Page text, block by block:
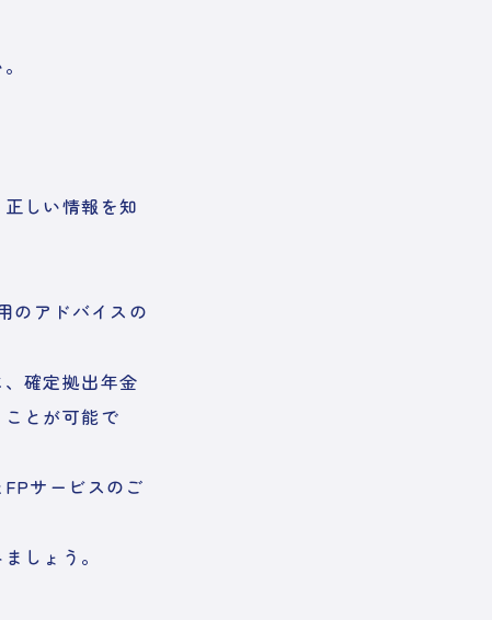
しい情報を知
のアドバイスの
確定拠出年金
とが可能で
サービスのご
しょう。